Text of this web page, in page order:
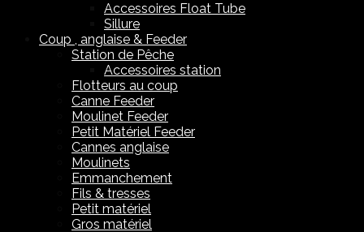
Accessoires Float Tube
Sillure
Coup , anglaise & Feeder
Station de Pêche
Accessoires station
Flotteurs au coup
Canne Feeder
Moulinet Feeder
Petit Matériel Feeder
Cannes anglaise
Moulinets
Emmanchement
Fils & tresses
Petit matériel
Gros matériel